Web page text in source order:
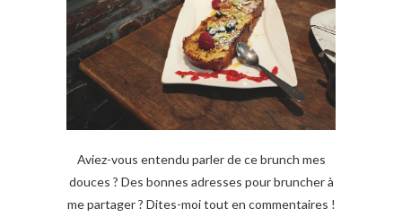
Aviez-vous entendu parler de ce brunch mes
douces ? Des bonnes adresses pour bruncher à
me partager ? Dites-moi tout en commentaires !